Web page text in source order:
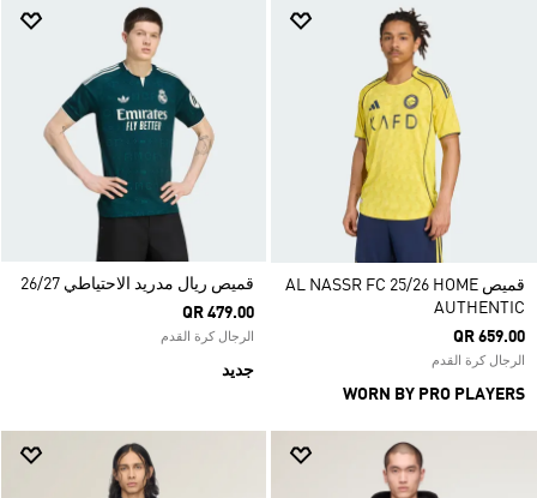
قميص AL NASSR FC 25/26 HOME
AUTHENTIC
QR 659.00
الرجال كرة القدم
WORN BY PRO PLAYERS
قميص ريال مدريد الاحتياطي 26/27
QR 479.00
الرجال كرة القدم
جديد